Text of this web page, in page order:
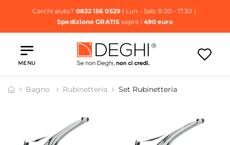
Cerchi aiuto? 0832 156 0529| Lun - Sab: 9.00 - 17.30 |
Spedizione GRATISsopra i 490 euro
MENU
Bagno Rubinetteria Set Rubinetteria